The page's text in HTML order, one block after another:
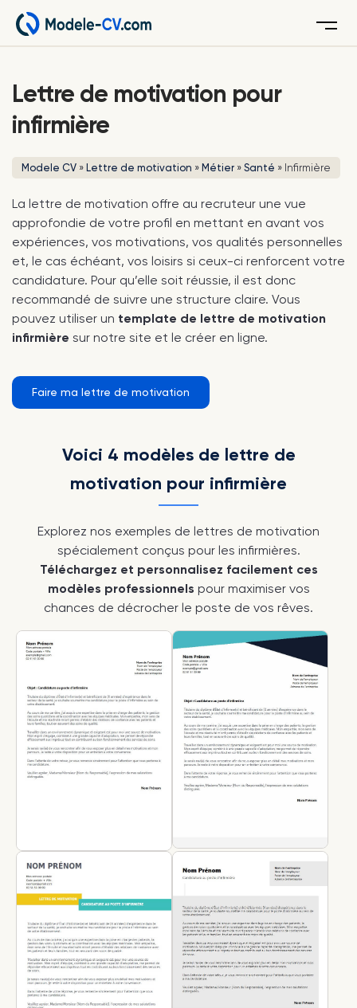
Menu
Lettre de motivation pour
infirmière
Modele CV » Lettre de motivation » Métier » Santé » Infirmière
La lettre de motivation offre au recruteur une vue
approfondie de votre profil en mettant en avant vos
expériences, vos motivations, vos qualités personnelles
et, le cas échéant, vos loisirs si ceux-ci renforcent votre
candidature. Pour qu’elle soit réussie, il est donc
recommandé de suivre une structure claire. Vous
pouvez utiliser un template de lettre de motivation
infirmière sur notre site et le créer en ligne.
Faire ma lettre de motivation
Voici 4 modèles de lettre de
motivation pour infirmière
Explorez nos exemples de lettres de motivation
spécialement conçus pour les infirmières.
Téléchargez et personnalisez facilement ces
modèles professionnels pour maximiser vos
chances de décrocher le poste de vos rêves.